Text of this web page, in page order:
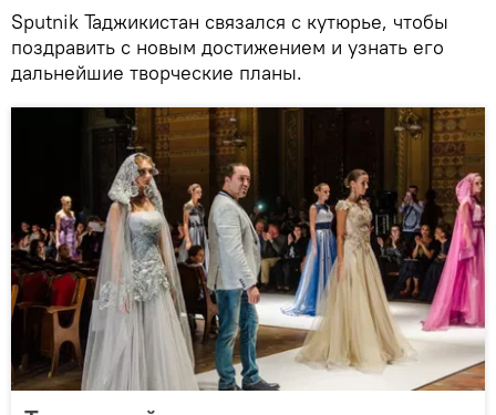
Sputnik Таджикистан связался с кутюрье, чтобы
поздравить с новым достижением и узнать его
дальнейшие творческие планы.